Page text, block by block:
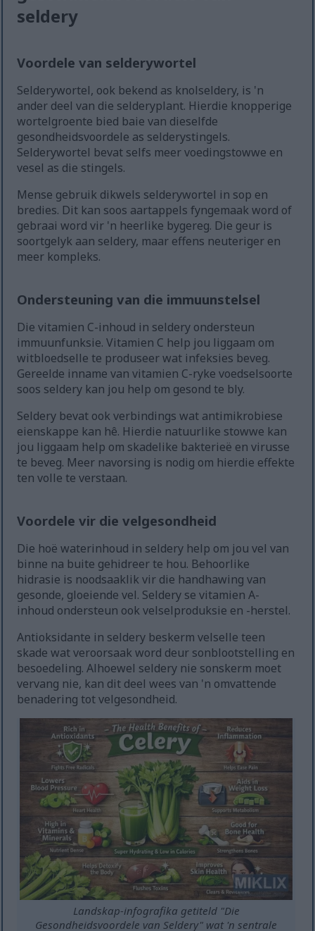
seldery
Voordele van selderywortel
Selderywortel, ook bekend as knolseldery, is 'n
ander deel van die selderyplant. Hierdie knopperige
wortelgroente bied baie van dieselfde
gesondheidsvoordele as selderystingels.
Selderywortel bevat selfs meer voedingstowwe en
vesel as die stingels.
Mense gebruik dikwels selderywortel in sop en
bredies. Dit kan soos aartappels fyngemaak word of
gebraai word vir 'n heerlike bygereg. Die geur is
soortgelyk aan seldery, maar effens neuteriger en
meer kompleks.
Ondersteuning van die immuunstelsel
Die vitamien C-inhoud in seldery ondersteun
immuunfunksie. Vitamien C help jou liggaam om
witbloedselle te produseer wat infeksies beveg.
Gereelde inname van vitamien C-ryke voedselsoorte
soos seldery kan jou help om gesond te bly.
Seldery bevat ook verbindings wat antimikrobiese
eienskappe kan hê. Hierdie natuurlike stowwe kan
jou liggaam help om skadelike bakterieë en virusse
te beveg. Meer navorsing is nodig om hierdie effekte
ten volle te verstaan.
Voordele vir die velgesondheid
Die hoë waterinhoud in seldery help om jou vel van
binne na buite gehidreer te hou. Behoorlike
hidrasie is noodsaaklik vir die handhawing van
gesonde, gloeiende vel. Seldery se vitamien A-
inhoud ondersteun ook velselproduksie en -herstel.
Antioksidante in seldery beskerm velselle teen
skade wat veroorsaak word deur sonblootstelling en
besoedeling. Alhoewel seldery nie sonskerm moet
vervang nie, kan dit deel wees van 'n omvattende
benadering tot velgesondheid.
Landskap-infografika getiteld "Die
Gesondheidsvoordele van Seldery" wat 'n sentrale